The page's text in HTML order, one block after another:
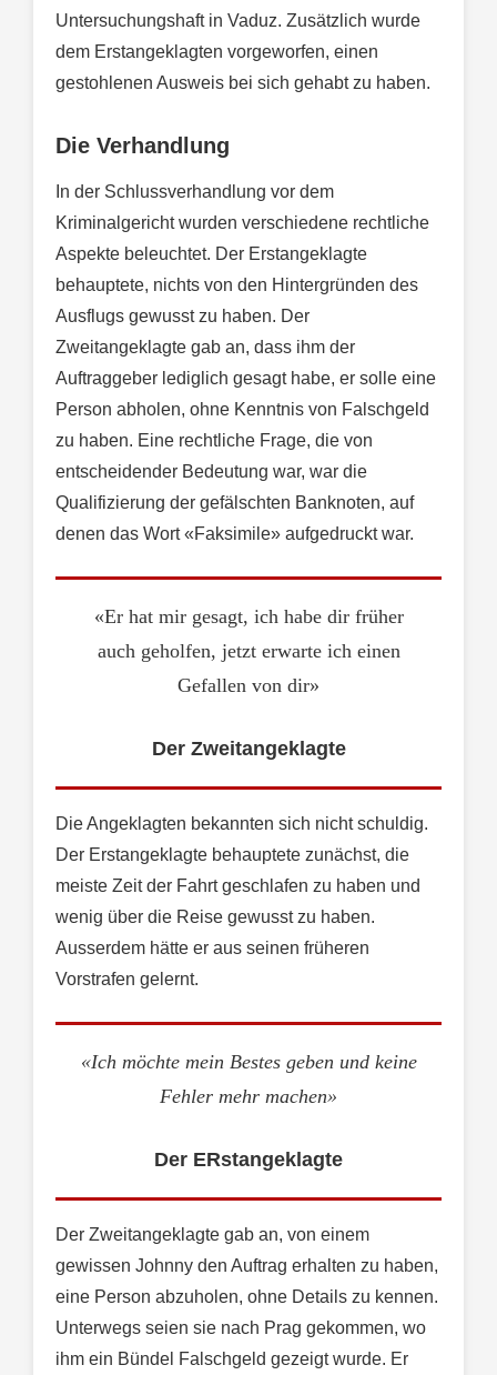
Untersuchungshaft in Vaduz. Zusätzlich wurde
dem Erstangeklagten vorgeworfen, einen
gestohlenen Ausweis bei sich gehabt zu haben.
Die Verhandlung
In der Schlussverhandlung vor dem
Kriminalgericht wurden verschiedene rechtliche
Aspekte beleuchtet. Der Erstangeklagte
behauptete, nichts von den Hintergründen des
Ausflugs gewusst zu haben. Der
Zweitangeklagte gab an, dass ihm der
Auftraggeber lediglich gesagt habe, er solle eine
Person abholen, ohne Kenntnis von Falschgeld
zu haben. Eine rechtliche Frage, die von
entscheidender Bedeutung war, war die
Qualifizierung der gefälschten Banknoten, auf
denen das Wort «Faksimile» aufgedruckt war.
«Er hat mir gesagt, ich habe dir früher
auch geholfen, jetzt erwarte ich einen
Gefallen von dir»
Der Zweitangeklagte
Die Angeklagten bekannten sich nicht schuldig.
Der Erstangeklagte behauptete zunächst, die
meiste Zeit der Fahrt geschlafen zu haben und
wenig über die Reise gewusst zu haben.
Ausserdem hätte er aus seinen früheren
Vorstrafen gelernt.
«Ich möchte mein Bestes geben und keine
Fehler mehr machen»
Der ERstangeklagte
Der Zweitangeklagte gab an, von einem
gewissen Johnny den Auftrag erhalten zu haben,
eine Person abzuholen, ohne Details zu kennen.
Unterwegs seien sie nach Prag gekommen, wo
ihm ein Bündel Falschgeld gezeigt wurde. Er